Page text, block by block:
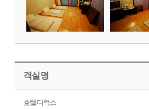
객실명
호텔디럭스